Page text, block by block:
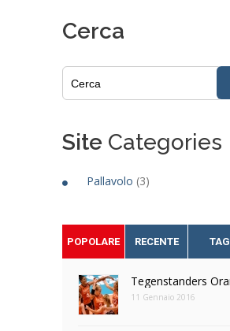
Cerca
Site Categories
Pallavolo (3)
POPOLARE RECENTE TAG
11 Gennaio 2016